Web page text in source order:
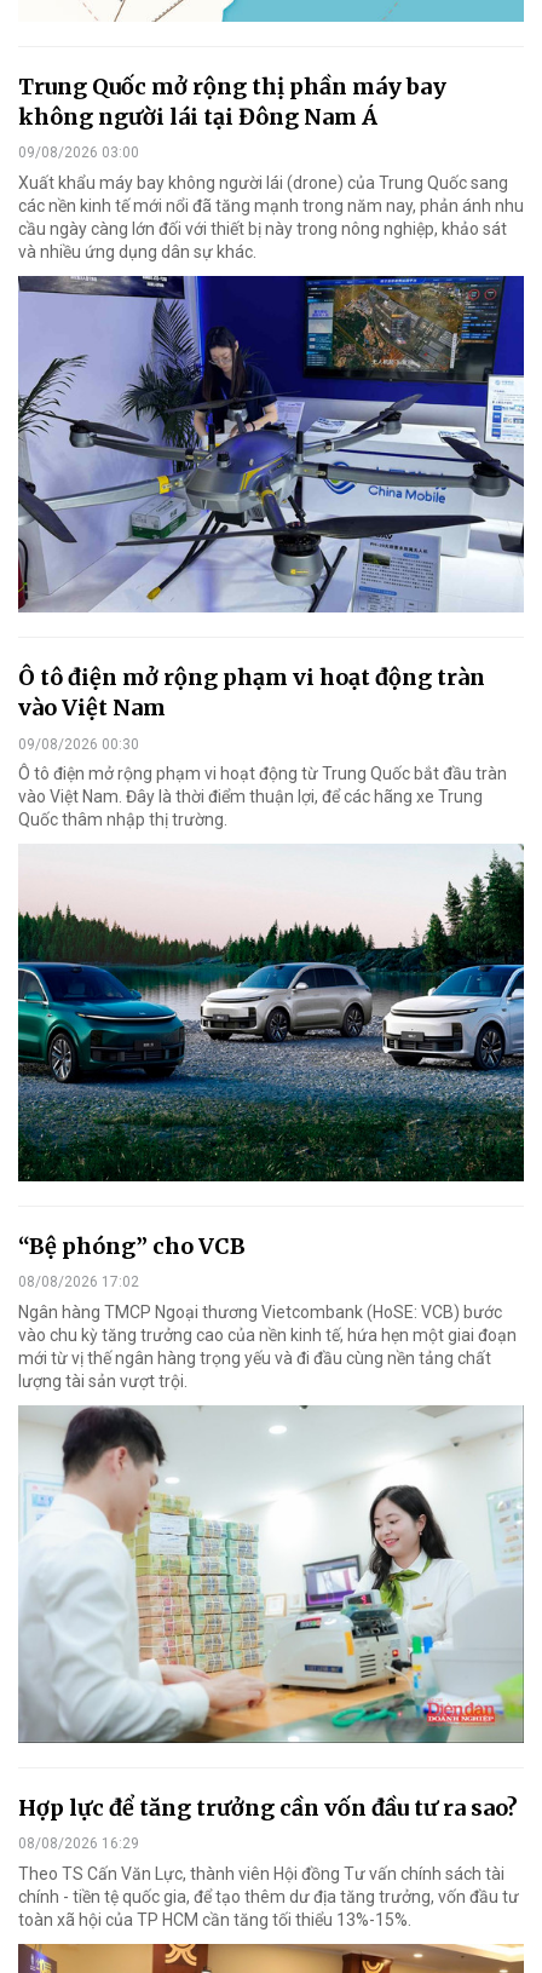
Trung Quốc mở rộng thị phần máy bay
không người lái tại Đông Nam Á
09/08/2026 03:00
Xuất khẩu máy bay không người lái (drone) của Trung Quốc sang
các nền kinh tế mới nổi đã tăng mạnh trong năm nay, phản ánh nhu
cầu ngày càng lớn đối với thiết bị này trong nông nghiệp, khảo sát
và nhiều ứng dụng dân sự khác.
Ô tô điện mở rộng phạm vi hoạt động tràn
vào Việt Nam
09/08/2026 00:30
Ô tô điện mở rộng phạm vi hoạt động từ Trung Quốc bắt đầu tràn
vào Việt Nam. Đây là thời điểm thuận lợi, để các hãng xe Trung
Quốc thâm nhập thị trường.
“Bệ phóng” cho VCB
08/08/2026 17:02
Ngân hàng TMCP Ngoại thương Vietcombank (HoSE: VCB) bước
vào chu kỳ tăng trưởng cao của nền kinh tế, hứa hẹn một giai đoạn
mới từ vị thế ngân hàng trọng yếu và đi đầu cùng nền tảng chất
lượng tài sản vượt trội.
Hợp lực để tăng trưởng cần vốn đầu tư ra sao?
08/08/2026 16:29
Theo TS Cấn Văn Lực, thành viên Hội đồng Tư vấn chính sách tài
chính - tiền tệ quốc gia, để tạo thêm dư địa tăng trưởng, vốn đầu tư
toàn xã hội của TP HCM cần tăng tối thiểu 13%-15%.